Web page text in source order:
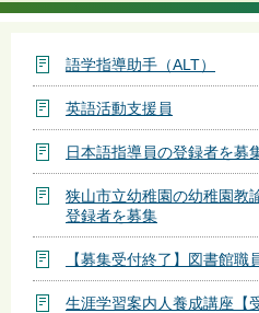
か
語学指導助手（ALT）
英語活動支援員
日本語指導員の登録者を募
狭山市立幼稚園の幼稚園教
登録者を募集
【募集受付終了】図書館職
生涯学習案内人養成講座【